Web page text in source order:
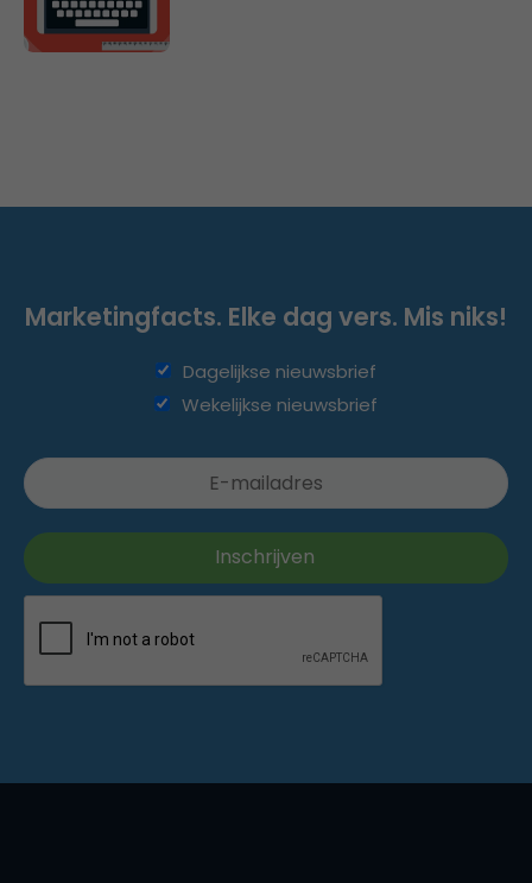
Marketingfacts. Elke dag vers. Mis niks!
Dagelijkse nieuwsbrief
Wekelijkse nieuwsbrief